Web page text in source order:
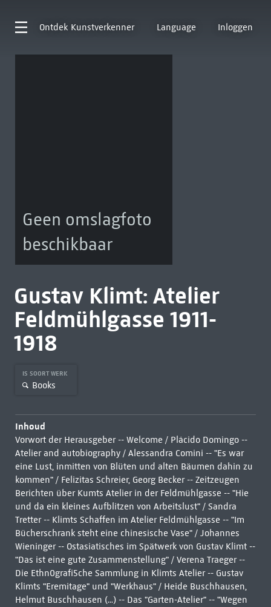
Ontdek Kunstverkenner Language Inloggen
Geen omslagfoto
beschikbaar
Gustav Klimt: Atelier
Feldmühlgasse 1911-
1918
IS SOORT WERK
Books
Inhoud
Vorwort der Herausgeber -- Welcome / Plácido Domingo --
Atelier and autobiography / Alessandra Comini -- "Es war
eine Lust, inmitten von Blüten und alten Bäumen dahin zu
kommen" / Felizitas Schreier, Georg Becker -- Zeitzeugen
Berichten über Kumts Atelier in der Feldmühlgasse -- "Hie
und da ein kleines Aufblitzen von Arbeitslust" / Sandra
Tretter -- Klimts Schaffen im Atelier Feldmühlgasse -- "Im
Bücherschrank steht eine chinesische Vase" / Johannes
Wieninger -- Ostasiatisches im Spätwerk von Gustav Klimt --
"Das ist eine gute Zusammenstellung" / Verena Traeger --
Die Ethn0grafi5che Sammlung in Klimts Atelier -- Gustav
Klimts "Eremitage" und "Werkhaus" / Heide Buschhausen,
Helmut Buschhausen (...) -- Das "Garten-Atelier" -- "Wegen